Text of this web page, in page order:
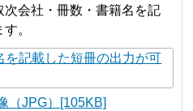
会社・冊数・書籍名を記
。
（JPG）[105KB]